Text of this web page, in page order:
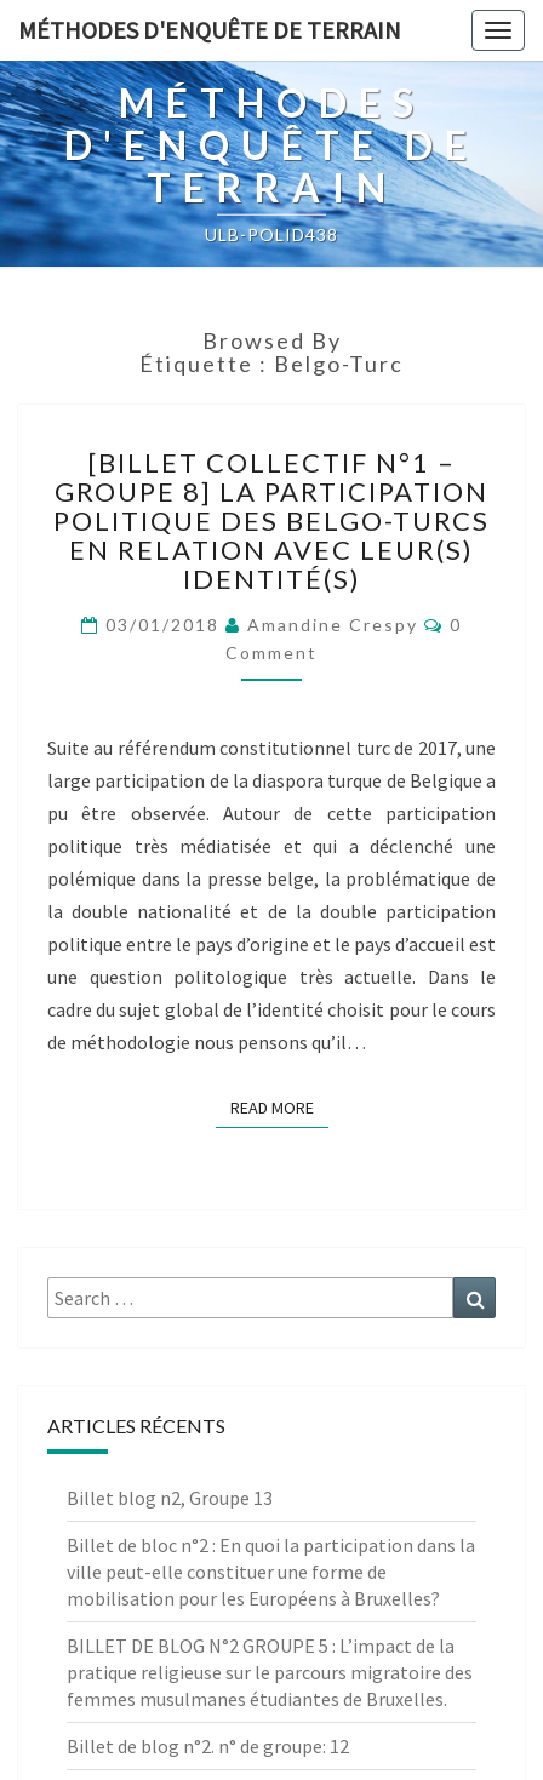
MÉTHODES D'ENQUÊTE DE TERRAIN
MÉTHODES
D'ENQUÊTE DE
TERRAIN
ULB-POLID438
Browsed By
Étiquette : Belgo-Turc
COLLECTIF
N°1
–
GROUPE
8]
LA
PARTICIPATION
POLITIQUE
DES
EN
RELATION
AVEC
LEUR(S)
IDENTITÉ(S)
[BILLET COLLECTIF N°1 –
GROUPE 8] LA PARTICIPATION
POLITIQUE DES BELGO-TURCS
EN RELATION AVEC LEUR(S)
IDENTITÉ(S)
03/01/2018 Amandine Crespy
0
Comment
Suite au référendum constitutionnel turc de 2017, une
large participation de la diaspora turque de Belgique a
pu être observée. Autour de cette participation
politique très médiatisée et qui a déclenché une
polémique dans la presse belge, la problématique de
la double nationalité et de la double participation
politique entre le pays d’origine et le pays d’accueil est
une question politologique très actuelle. Dans le
cadre du sujet global de l’identité choisit pour le cours
de méthodologie nous pensons qu’il…
READ MOREREAD MORE
Search
for:
ARTICLES RÉCENTS
Billet blog n2, Groupe 13
Billet de bloc n°2 : En quoi la participation dans la
ville peut-elle constituer une forme de
mobilisation pour les Européens à Bruxelles?
BILLET DE BLOG N°2 GROUPE 5 : L’impact de la
pratique religieuse sur le parcours migratoire des
femmes musulmanes étudiantes de Bruxelles.
Billet de blog n°2. n° de groupe: 12